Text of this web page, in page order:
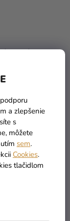
a zlepšenie
s
môžete
sem.
Cookies.
tlačidlom
kostým -
DETAIL